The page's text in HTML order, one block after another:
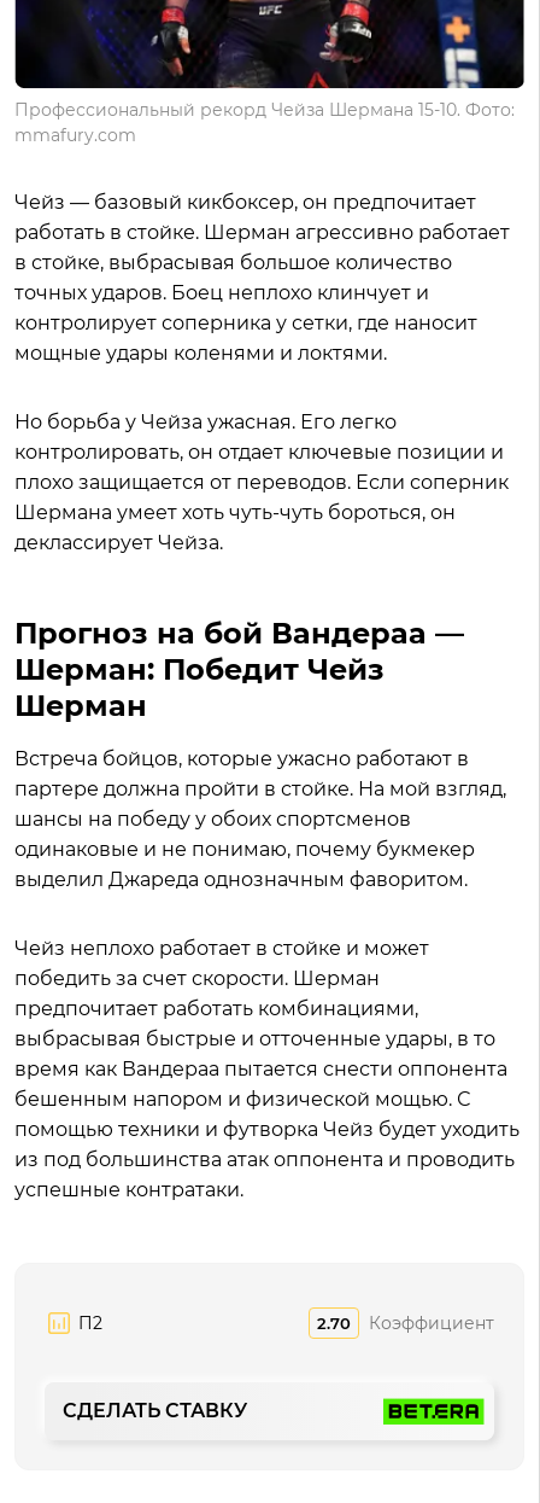
Профессиональный рекорд Чейза Шермана 15-10. Фото:
mmafury.com
Чейз — базовый кикбоксер, он предпочитает
работать в стойке. Шерман агрессивно работает
в стойке, выбрасывая большое количество
точных ударов. Боец неплохо клинчует и
контролирует соперника у сетки, где наносит
мощные удары коленями и локтями.
Но борьба у Чейза ужасная. Его легко
контролировать, он отдает ключевые позиции и
плохо защищается от переводов. Если соперник
Шермана умеет хоть чуть-чуть бороться, он
деклассирует Чейза.
Прогноз на бой Вандераа —
Шерман: Победит Чейз
Шерман
Встреча бойцов, которые ужасно работают в
партере должна пройти в стойке. На мой взгляд,
шансы на победу у обоих спортсменов
одинаковые и не понимаю, почему букмекер
выделил Джареда однозначным фаворитом.
Чейз неплохо работает в стойке и может
победить за счет скорости. Шерман
предпочитает работать комбинациями,
выбрасывая быстрые и отточенные удары, в то
время как Вандераа пытается снести оппонента
бешенным напором и физической мощью. С
помощью техники и футворка Чейз будет уходить
из под большинства атак оппонента и проводить
успешные контратаки.
П2 2.70 Коэффициент
СДЕЛАТЬ СТАВКУ